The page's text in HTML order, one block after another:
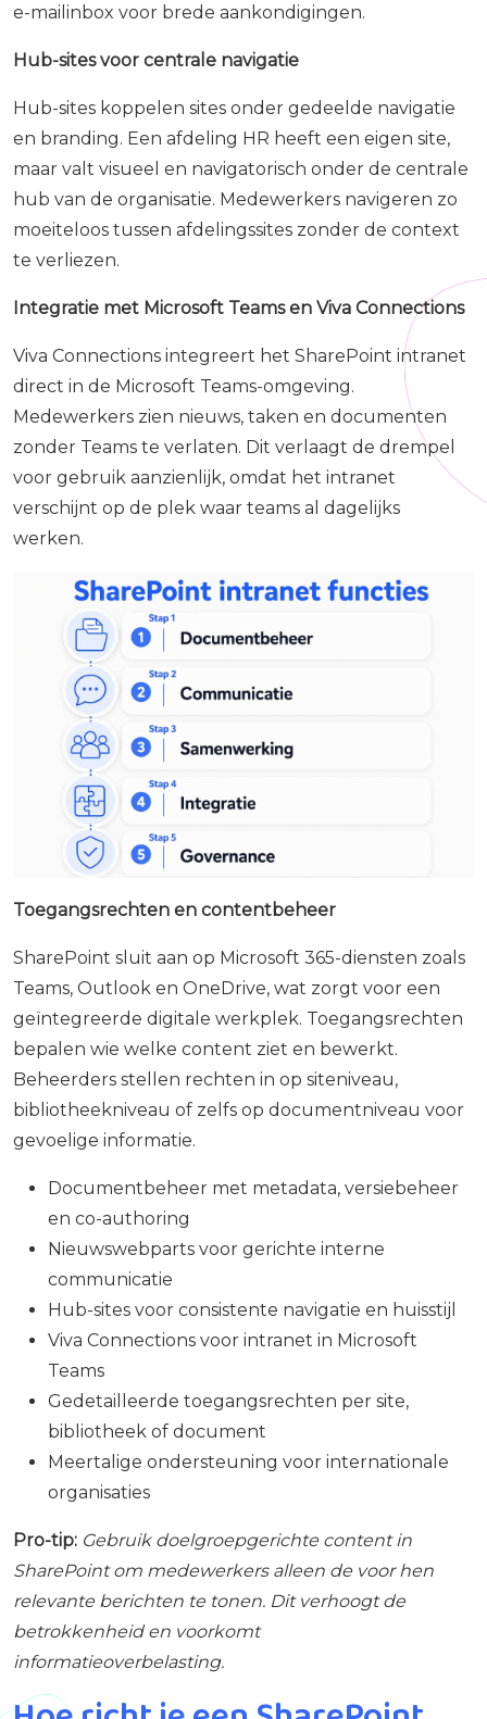
e-mailinbox voor brede aankondigingen.
Hub-sites voor centrale navigatie
Hub-sites koppelen sites onder gedeelde navigatie
en branding. Een afdeling HR heeft een eigen site,
maar valt visueel en navigatorisch onder de centrale
hub van de organisatie. Medewerkers navigeren zo
moeiteloos tussen afdelingssites zonder de context
te verliezen.
Integratie met Microsoft Teams en Viva Connections
Viva Connections integreert het SharePoint intranet
direct in de Microsoft Teams-omgeving.
Medewerkers zien nieuws, taken en documenten
zonder Teams te verlaten. Dit verlaagt de drempel
voor gebruik aanzienlijk, omdat het intranet
verschijnt op de plek waar teams al dagelijks
werken.
Toegangsrechten en contentbeheer
SharePoint sluit aan op Microsoft 365-diensten zoals
Teams, Outlook en OneDrive, wat zorgt voor een
geïntegreerde digitale werkplek. Toegangsrechten
bepalen wie welke content ziet en bewerkt.
Beheerders stellen rechten in op siteniveau,
bibliotheekniveau of zelfs op documentniveau voor
gevoelige informatie.
Documentbeheer met metadata, versiebeheer
en co-authoring
Nieuwswebparts voor gerichte interne
communicatie
Hub-sites voor consistente navigatie en huisstijl
Viva Connections voor intranet in Microsoft
Teams
Gedetailleerde toegangsrechten per site,
bibliotheek of document
Meertalige ondersteuning voor internationale
organisaties
Pro-tip: Gebruik doelgroepgerichte content in
SharePoint om medewerkers alleen de voor hen
relevante berichten te tonen. Dit verhoogt de
betrokkenheid en voorkomt
informatieoverbelasting.